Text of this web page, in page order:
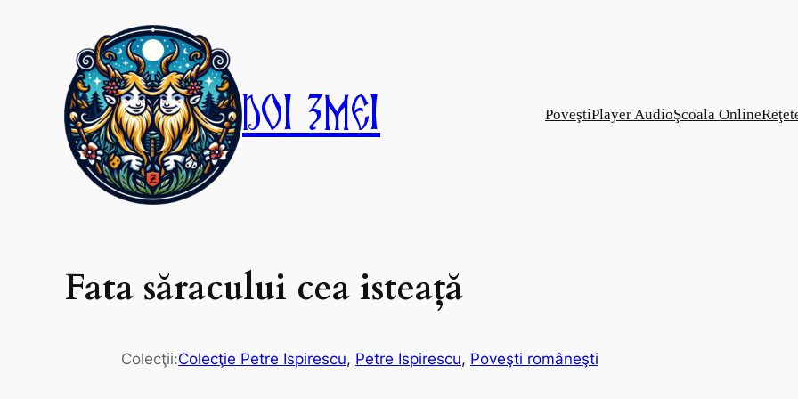
Doi Zmei PoveştiPlayer AudioŞcoala Online
Fata săracului cea isteaţă
Colecţii:Colecţie Petre Ispirescu, Petre Ispirescu, Poveşti româneşti